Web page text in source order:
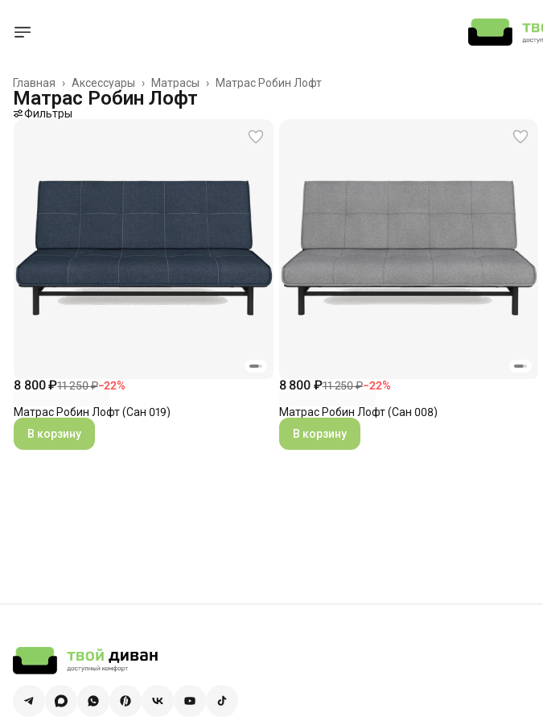
Матрас Робин Лофт
Матрасы ›
Аксессуары ›
Главная ›
Матрас Робин Лофт
Фильтры
8 800 ₽11 250 ₽−22%
Матрас Робин Лофт (Сан 019)
В корзину
8 800 ₽11 250 ₽−22%
Матрас Робин Лофт (Сан 008)
В корзину